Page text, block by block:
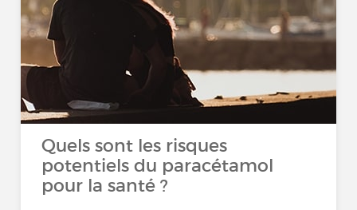
Quels sont les risques
potentiels du paracétamol
pour la santé ?